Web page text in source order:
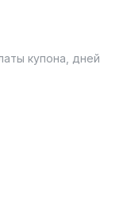
купона, дней